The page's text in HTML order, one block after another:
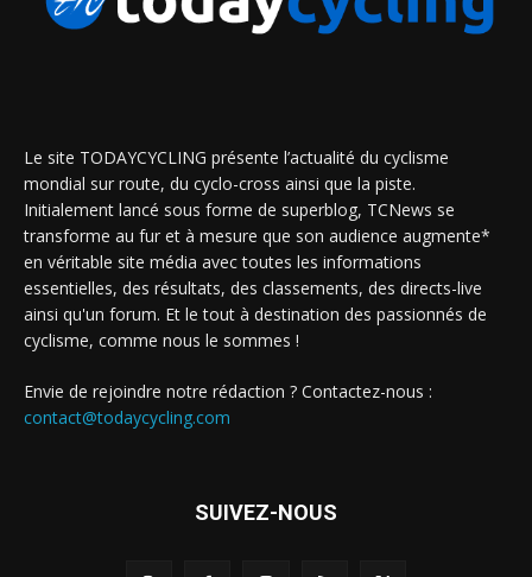
Le site TODAYCYCLING présente l’actualité du cyclisme
mondial sur route, du cyclo-cross ainsi que la piste.
Initialement lancé sous forme de superblog, TCNews se
transforme au fur et à mesure que son audience augmente*
en véritable site média avec toutes les informations
essentielles, des résultats, des classements, des directs-live
ainsi qu'un forum. Et le tout à destination des passionnés de
cyclisme, comme nous le sommes !
Envie de rejoindre notre rédaction ? Contactez-nous :
contact@todaycycling.com
SUIVEZ-NOUS